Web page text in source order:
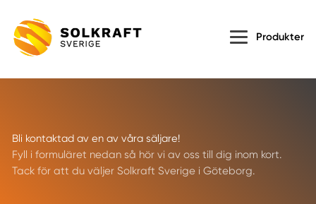
Produkter
Bli kontaktad av en av våra säljare!
Fyll i formuläret nedan så hör vi av oss till dig inom kort.
Tack för att du väljer Solkraft Sverige i Göteborg.